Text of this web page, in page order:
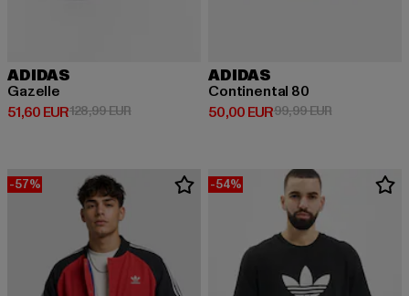
ADIDAS
Gazelle
51,60 EUR
Derzeitiger Preis: 51,60 EUR
128,99 EURAktionspreis: 128,99 EUR
ADIDAS
Continental 80
50,00 EUR
Derzeitiger Preis: 50,00 EUR
99,99 EURAktionspreis:
-57% -54%